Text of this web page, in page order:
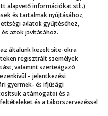
alapvető információkat stb.)
és tartalmak nyújtásához,
adatok gyűjtéséhez,
azok javításához.
általunk kezelt site-okra
regisztrált személyek
valamint szerteágazó
– jelentkezési
gyermek- és ifjúsági
a támogatói és a
és a táborszervezéssel
Mióta
elmehet a